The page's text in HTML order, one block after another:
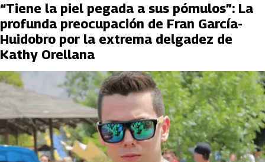
“Tiene la piel pegada a sus pómulos”: La
profunda preocupación de Fran García-
Huidobro por la extrema delgadez de
Kathy Orellana